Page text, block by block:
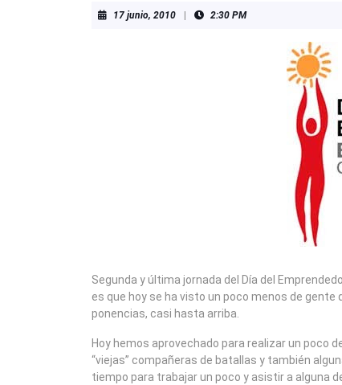
17 junio, 201017
2:30 PM
Segunda y última jornada del Día del
es que hoy se ha visto un poco menos de
ponencias, casi hasta arriba.
Hoy hemos aprovechado para realizar un poco
“viejas” compañeras de batallas y también
tiempo para trabajar un poco y asistir a alguna